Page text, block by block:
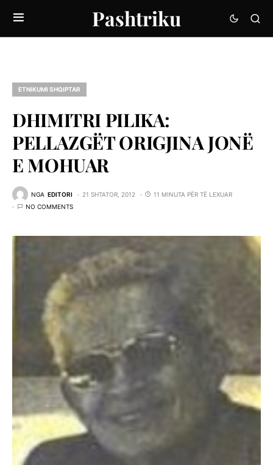
Pashtriku
ETNIKUMI SHQIPTAR
DHIMITRI PILIKA:
PELLAZGËT ORIGJINA JONË
E MOHUAR
NGA EDITORI 21 SHTATOR, 2012
11 MINUTA PËR TË LEXUAR
NO COMMENTS